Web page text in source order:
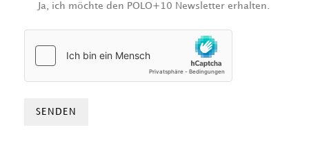
Ja, ich möchte den POLO+10 Newsletter erhalten.